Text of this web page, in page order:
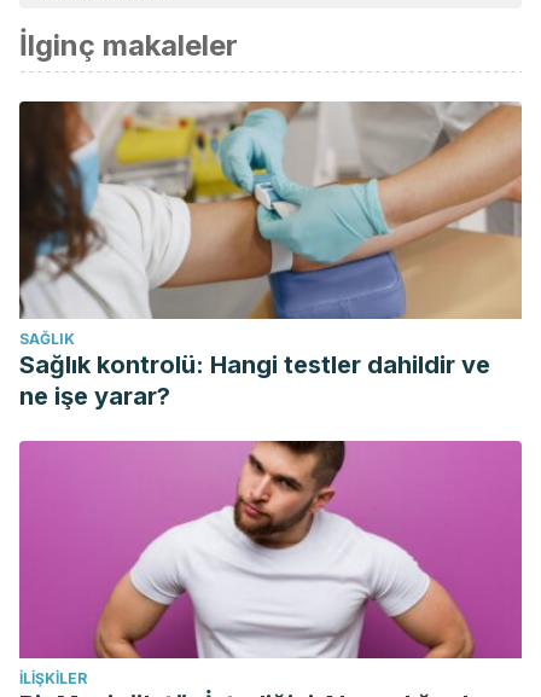
kabul edildi.
Blasco López, G., & Gómez Montaño, F. J. (2014).
Propiedades funcionales del plátano (Musa sp). Revista
Médica de La Universidad Veracruzana.
https://doi.org/10.1017/S0022215113001801
Septembre-Malaterre, A., Stanislas, G., Douraguia, E., &
Gonthier, M. P. (2016). Evaluation of nutritional and
antioxidant properties of the tropical fruits banana, litchi,
mango, papaya, passion fruit and pineapple cultivated in
Réunion French Island. Food Chemistry.
https://doi.org/10.1016/j.foodchem.2016.05.147
Thanaraj, T., & Terry, L. A. (2011). Tropical fruit [banana,
pineapple, papaya and mango]. In Health Promoting
Properties of Fruits and Vegetables.
https://doi.org/10.1079/9781845935283.0352
İlginç makaleler
SAĞLIK
Sağlık kontrolü: Hangi testler dahildir ve
ne işe yarar?
İLIŞKILER